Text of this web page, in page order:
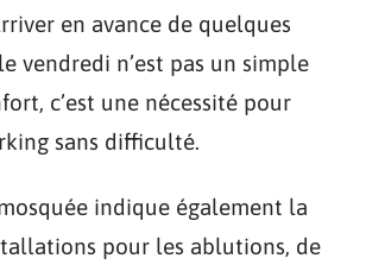
en avance de quelques
vendredi n’est pas un simple
c’est une nécessité pour
sans difficulté.
indique également la
pour les ablutions, de